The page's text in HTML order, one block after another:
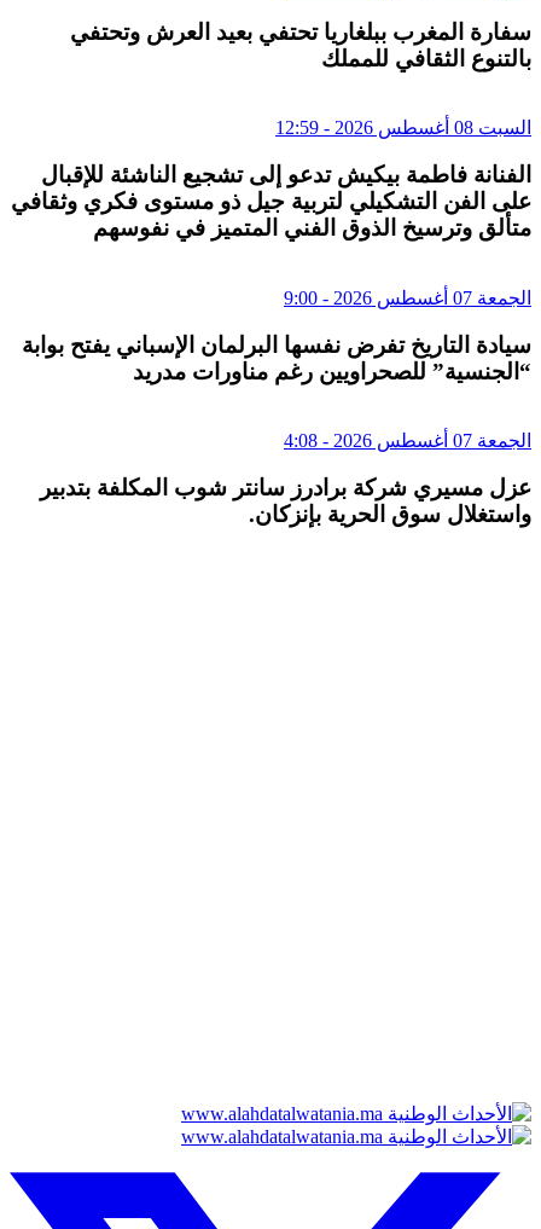
سفارة المغرب ببلغاريا تحتفي بعيد العرش وتحتفي
بالتنوع الثقافي للمملك
السبت 08 أغسطس 2026 - 12:59
الفنانة فاطمة بيكيش تدعو إلى تشجيع الناشئة للإقبال
على الفن التشكيلي لتربية جيل ذو مستوى فكري وثقافي
متألق وترسيخ الذوق الفني المتميز في نفوسهم
الجمعة 07 أغسطس 2026 - 9:00
سيادة التاريخ تفرض نفسها البرلمان الإسباني يفتح بوابة
“الجنسية” للصحراويين رغم مناورات مدريد
الجمعة 07 أغسطس 2026 - 4:08
عزل مسيري شركة برادرز سانتر شوب المكلفة بتدبير
واستغلال سوق الحرية بإنزكان.